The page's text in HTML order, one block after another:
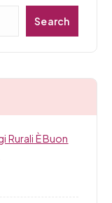
Search
Rurali È Buon